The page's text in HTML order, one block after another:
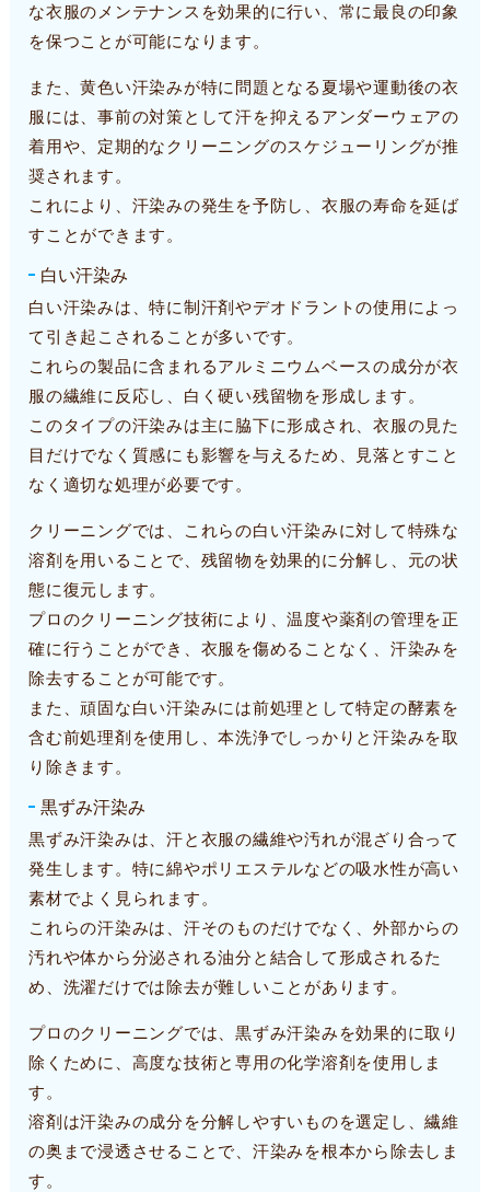
な衣服のメンテナンスを効果的に行い、常に最良の印象
を保つことが可能になります。
また、黄色い汗染みが特に問題となる夏場や運動後の衣
服には、事前の対策として汗を抑えるアンダーウェアの
着用や、定期的なクリーニングのスケジューリングが推
奨されます。
これにより、汗染みの発生を予防し、衣服の寿命を延ば
すことができます。
白い汗染み
白い汗染みは、特に制汗剤やデオドラントの使用によっ
て引き起こされることが多いです。
これらの製品に含まれるアルミニウムベースの成分が衣
服の繊維に反応し、白く硬い残留物を形成します。
このタイプの汗染みは主に脇下に形成され、衣服の見た
目だけでなく質感にも影響を与えるため、見落とすこと
なく適切な処理が必要です。
クリーニングでは、これらの白い汗染みに対して特殊な
溶剤を用いることで、残留物を効果的に分解し、元の状
態に復元します。
プロのクリーニング技術により、温度や薬剤の管理を正
確に行うことができ、衣服を傷めることなく、汗染みを
除去することが可能です。
また、頑固な白い汗染みには前処理として特定の酵素を
含む前処理剤を使用し、本洗浄でしっかりと汗染みを取
り除きます。
黒ずみ汗染み
黒ずみ汗染みは、汗と衣服の繊維や汚れが混ざり合って
発生します。特に綿やポリエステルなどの吸水性が高い
素材でよく見られます。
これらの汗染みは、汗そのものだけでなく、外部からの
汚れや体から分泌される油分と結合して形成されるた
め、洗濯だけでは除去が難しいことがあります。
プロのクリーニングでは、黒ずみ汗染みを効果的に取り
除くために、高度な技術と専用の化学溶剤を使用しま
す。
溶剤は汗染みの成分を分解しやすいものを選定し、繊維
の奥まで浸透させることで、汗染みを根本から除去しま
す。